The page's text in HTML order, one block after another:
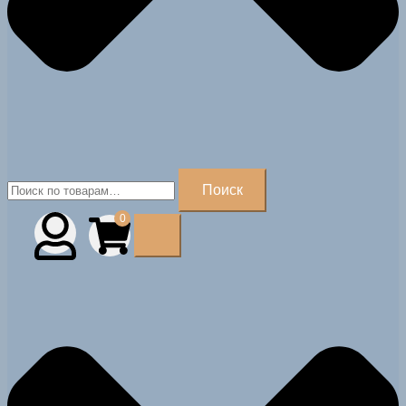
Искать:
Поиск
0